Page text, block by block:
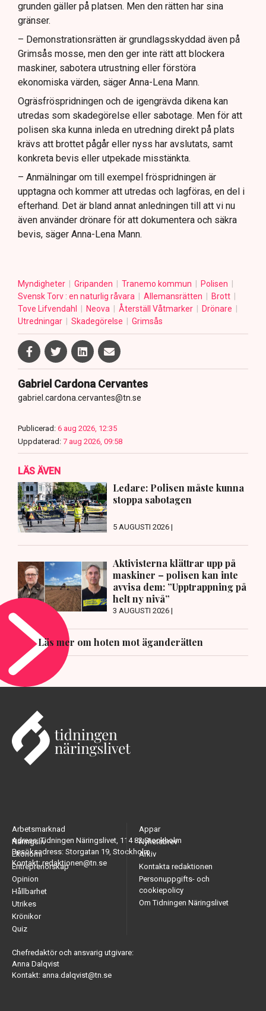
grunden gäller på platsen. Men den rätten har sina
gränser.
– Demonstrationsrätten är grundlagsskyddad även på
Grimsås mosse, men den ger inte rätt att blockera
maskiner, sabotera utrustning eller förstöra
ekonomiska värden, säger Anna-Lena Mann.
Ogräsfröspridningen och de igengrävda dikena kan
utredas som skadegörelse eller sabotage. Men för att
polisen ska kunna inleda en utredning direkt på plats
krävs att brottet pågår eller nyss har avslutats, samt
konkreta bevis eller utpekade misstänkta.
– Anmälningar om till exempel fröspridningen är
upptagna och kommer att utredas och lagföras, en del i
efterhand. Det är bland annat anledningen till att vi nu
även använder drönare för att dokumentera och säkra
bevis, säger Anna-Lena Mann.
Myndigheter Gripanden Tranemo kommun
Polisen
Svensk Torv : en naturlig råvara
Allemansrätten
Brott
Tove Lifvendahl
Neova Återställ Våtmarker
Drönare
Utredningar
Skadegörelse Grimsås
Gabriel Cardona Cervantes
gabriel.cardona.cervantes@tn.se
Publicerad: 6 aug 2026, 12:35
Uppdaterad: 7 aug 2026, 09:58
LÄS ÄVEN
Ledare: Polisen måste kunna
stoppa sabotagen
5 AUGUSTI 2026 |
Aktivisterna klättrar upp på
maskiner – polisen kan inte
avvisa dem: ”Upptrappning på
helt ny nivå”
3 AUGUSTI 2026 |
Läs mer om hoten mot äganderätten
Adress: Tidningen Näringslivet, 114 82 Stockholm
Besöksadress: Storgatan 19, Stockholm
Kontakt: redaktionen@tn.se
Arbetsmarknad
Näringsliv
Ekonomi
Entreprenörskap
Opinion
Hållbarhet
Utrikes
Krönikor
Quiz
Appar
Nyhetsbrev
Arkiv
Kontakta redaktionen
Personuppgifts- och
cookiepolicy
Om Tidningen Näringslivet
Chefredaktör och ansvarig utgivare:
Anna Dalqvist
Kontakt: anna.dalqvist@tn.se